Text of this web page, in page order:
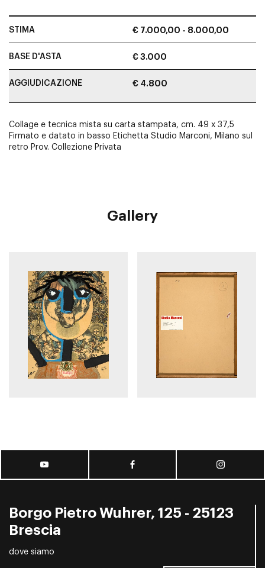
STIMA € 7.000,00 - 8.000,00
BASE D'ASTA € 3.000
AGGIUDICAZIONE € 4.800
Collage e tecnica mista su carta stampata, cm. 49 x 37,5
Firmato e datato in basso Etichetta Studio Marconi, Milano sul
retro Prov. Collezione Privata
Gallery
Borgo Pietro Wuhrer, 125 - 25123
Brescia
dove siamo